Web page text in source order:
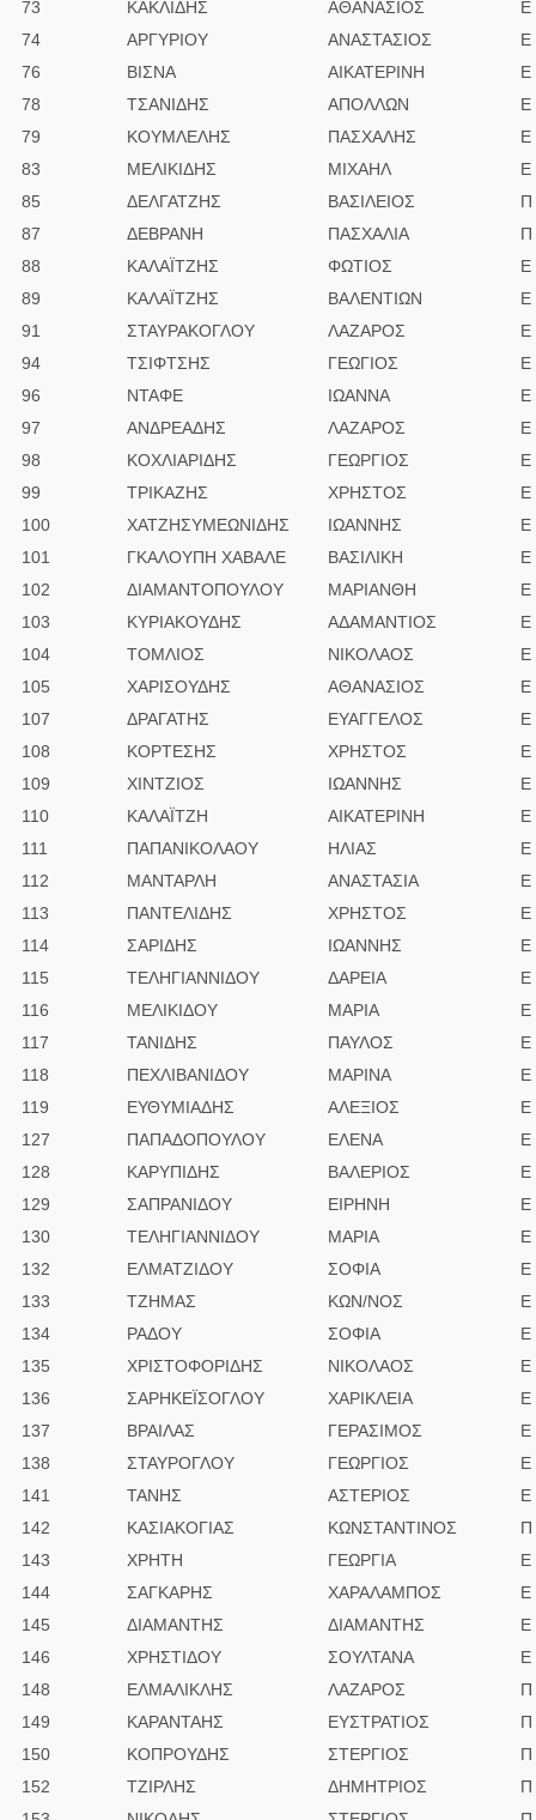
73
ΚΑΚΛΙΔΗΣ ΑΘΑΝΑΣΙΟΣ
Ε
74
ΑΡΓΥΡΙΟΥ ΑΝΑΣΤΑΣΙΟΣ
Ε
76
ΒΙΣΝΑ ΑΙΚΑΤΕΡΙΝΗ
Ε
78
ΤΣΑΝΙΔΗΣ ΑΠΟΛΛΩΝ
Ε
79
ΚΟΥΜΛΕΛΗΣ ΠΑΣΧΑΛΗΣ
Ε
83
ΜΕΛΙΚΙΔΗΣ ΜΙΧΑΗΛ
Ε
85
ΔΕΛΓΑΤΖΗΣ ΒΑΣΙΛΕΙΟΣ
Π
87
ΔΕΒΡΑΝΗ ΠΑΣΧΑΛΙΑ
Π
88
ΚΑΛΑΪΤΖΗΣ ΦΩΤΙΟΣ
Ε
89
ΚΑΛΑΪΤΖΗΣ ΒΑΛΕΝΤΙΩΝ
Ε
91
ΣΤΑΥΡΑΚΟΓΛΟΥ ΛΑΖΑΡΟΣ
Ε
94
ΤΣΙΦΤΣΗΣ ΓΕΩΓΙΟΣ
Ε
96
ΝΤΑΦΕ ΙΩΑΝΝΑ
Ε
97
ΑΝΔΡΕΑΔΗΣ ΛΑΖΑΡΟΣ
Ε
98
ΚΟΧΛΙΑΡΙΔΗΣ ΓΕΩΡΓΙΟΣ
Ε
99
ΤΡΙΚΑΖΗΣ ΧΡΗΣΤΟΣ
Ε
100
ΧΑΤΖΗΣΥΜΕΩΝΙΔΗΣ ΙΩΑΝΝΗΣ
Ε
101
ΓΚΑΛΟΥΠΗ ΧΑΒΑΛΕ ΒΑΣΙΛΙΚΗ
Ε
102
ΔΙΑΜΑΝΤΟΠΟΥΛΟΥ ΜΑΡΙΑΝΘΗ
Ε
103
ΚΥΡΙΑΚΟΥΔΗΣ ΑΔΑΜΑΝΤΙΟΣ
Ε
104
ΤΟΜΛΙΟΣ ΝΙΚΟΛΑΟΣ
E
105
ΧΑΡΙΣΟΥΔΗΣ ΑΘΑΝΑΣΙΟΣ
Ε
107
ΔΡΑΓΑΤΗΣ ΕΥΑΓΓΕΛΟΣ
E
108
ΚΟΡΤΕΣΗΣ ΧΡΗΣΤΟΣ
E
109
ΧΙΝΤΖΙΟΣ ΙΩΑΝΝΗΣ
E
110
ΚΑΛΑΪΤΖΗ ΑΙΚΑΤΕΡΙΝΗ
E
111
ΠΑΠΑΝΙΚΟΛΑΟΥ ΗΛΙΑΣ
E
112
ΜΑΝΤΑΡΛΗ ΑΝΑΣΤΑΣΙΑ
E
113
ΠΑΝΤΕΛΙΔΗΣ ΧΡΗΣΤΟΣ
E
114
ΣΑΡΙΔΗΣ ΙΩΑΝΝΗΣ
Ε
115
ΤΕΛΗΓΙΑΝΝΙΔΟΥ ΔΑΡΕΙΑ
Ε
116
ΜΕΛΙΚΙΔΟΥ ΜΑΡΙΑ
Ε
117
ΤΑΝΙΔΗΣ ΠΑΥΛΟΣ
Ε
118
ΠΕΧΛΙΒΑΝΙΔΟΥ ΜΑΡΙΝΑ
Ε
119
ΕΥΘΥΜΙΑΔΗΣ ΑΛΕΞΙΟΣ
Ε
127
ΠΑΠΑΔΟΠΟΥΛΟΥ ΕΛΕΝΑ
Ε
128
ΚΑΡΥΠΙΔΗΣ ΒΑΛΕΡΙΟΣ
Ε
129
ΣΑΠΡΑΝΙΔΟΥ ΕΙΡΗΝΗ
Ε
130
ΤΕΛΗΓΙΑΝΝΙΔΟΥ ΜΑΡΙΑ
Ε
132
ΕΛΜΑΤΖΙΔΟΥ ΣΟΦΙΑ
Ε
133
ΤΖΗΜΑΣ ΚΩΝ/ΝΟΣ
Ε
134
ΡΑΔΟΥ ΣΟΦΙΑ
Ε
135
ΧΡΙΣΤΟΦΟΡΙΔΗΣ ΝΙΚΟΛΑΟΣ
Ε
136
ΣΑΡΗΚΕΪΣΟΓΛΟΥ ΧΑΡΙΚΛΕΙΑ
Ε
137
ΒΡΑΙΛΑΣ ΓΕΡΑΣΙΜΟΣ
Ε
138
ΣΤΑΥΡΟΓΛΟΥ ΓΕΩΡΓΙΟΣ
Ε
141
ΤΑΝΗΣ ΑΣΤΕΡΙΟΣ
E
142
ΚΑΣΙΑΚΟΓΙΑΣ ΚΩΝΣΤΑΝΤΙΝΟΣ
Π
143
ΧΡΗΤΗ ΓΕΩΡΓΙΑ
E
144
ΣΑΓΚΑΡΗΣ ΧΑΡΑΛΑΜΠΟΣ
Ε
145
ΔΙΑΜΑΝΤΗΣ ΔΙΑΜΑΝΤΗΣ
Ε
146
ΧΡΗΣΤΙΔΟΥ ΣΟΥΛΤΑΝΑ
Ε
148
ΕΛΜΑΛΙΚΛΗΣ ΛΑΖΑΡΟΣ
Π
149
ΚΑΡΑΝΤΑΗΣ ΕΥΣΤΡΑΤΙΟΣ
Π
150
ΚΟΠΡΟΥΔΗΣ ΣΤΕΡΓΙΟΣ
Π
152
ΤΖΙΡΛΗΣ ΔΗΜΗΤΡΙΟΣ
Π